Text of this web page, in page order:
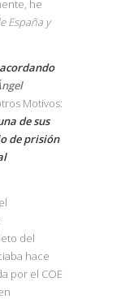
he
España y
Motivos:
de sus
de prisión
del
hace
por el COE